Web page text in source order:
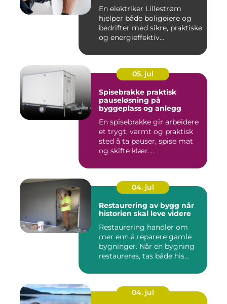
En elektriker Lillestrøm
hjelper både boligeiere og
bedrifter med sikre, praktiske
og energieffektiv...
05. jul
Spisebrakke praktisk
pauseløsning på
byggeplass og anlegg
En spisebrakke gir arbeidere
et trygt, varmt og praktisk
sted å ta pauser, spise mat
og skifte klær....
04. jul
Restaurering av bygg når
historien skal leve videre
Restaurering handler om
mer enn å reparere gamle
bygninger. Når en bygning
restaureres, tas både his...
04. jul